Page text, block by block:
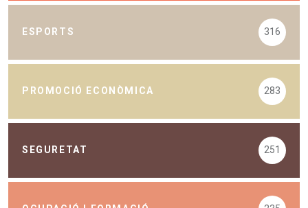
ESPORTS 316
PROMOCIÓ ECONÒMICA 283
SEGURETAT 251